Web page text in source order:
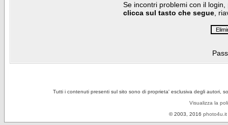
Se incontri problemi con il
clicca sul tasto che segue ,
Tutti i contenuti presenti sul sito sono di proprieta' esclusiva degli autori,
Visualizza la
© 2003, 2016 photo4u.it